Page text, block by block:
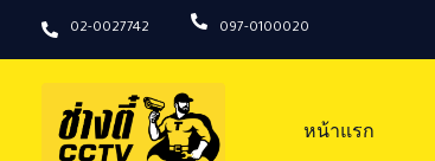
02-0027742 097-0100020
หน้าแรก